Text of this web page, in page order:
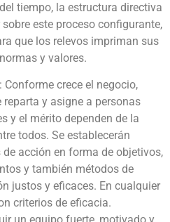
tiempo, la estructura directiva
este proceso configurante,
que los relevos impriman sus
y valores.
crece el negocio,
reparta y asigne a personas
y el mérito dependen de la
todos. Se establecerán
acción en forma de objetivos,
y también métodos de
justos y eficaces. En cualquier
criterios de eficacia.